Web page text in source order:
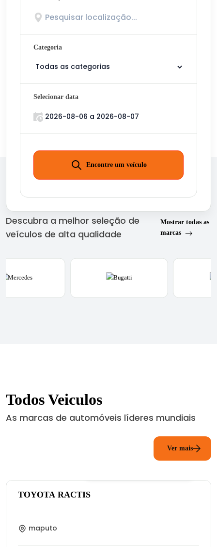
Categoria
Selecionar data
Encontre um veículo
Marcas Premium
Descubra a melhor seleção de
veículos de alta qualidade
Mostrar todas as
marcas
Todos Veiculos
As marcas de automóveis líderes mundiais
Ver mais
TOYOTA RACTIS
maputo